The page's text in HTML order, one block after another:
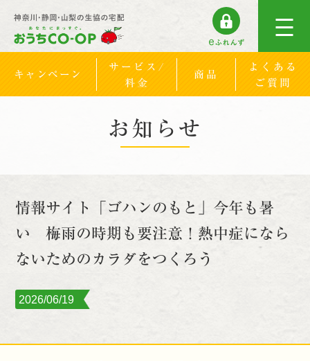
キャンペーン
サービス/
料金
商品
よくある
ご質問
お知らせ
情報サイト「ゴハンのもと」今年も暑
い 梅雨の時期も要注意！熱中症になら
ないためのカラダをつくろう
2026/06/19